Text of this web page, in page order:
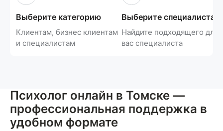
Выберите категорию
Клиентам, бизнес клиентам
и специалистам
Выберите специалиста
Найдите подходящего для
вас специалиста
Психолог онлайн в Томске —
профессиональная поддержка в
удобном формате